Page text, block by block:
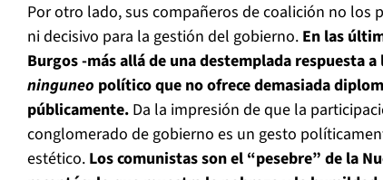
Por otro lado, sus compañeros de coalición no los
ni decisivo para la gestión del gobierno. En las
Burgos -más allá de una destemplada respuesta
ninguneo político que no ofrece demasiada
públicamente. Da la impresión de que la
conglomerado de gobierno es un gesto
estético. Los comunistas son el “pesebre” de la